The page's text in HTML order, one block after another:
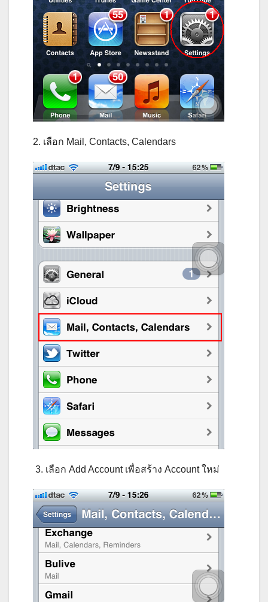
2. เลือก Mail, Contacts, Calendars
3. เลือก Add Account เพื่อสร้าง Account ใหม่